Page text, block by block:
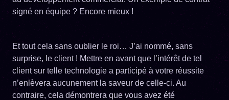
signé en équipe ? Encore mieux !
Et tout cela sans oublier le roi… J’ai nommé, sans
surprise, le client ! Mettre en avant que l’intérêt de tel
client sur telle technologie a participé à votre réussite
n’enlèvera aucunement la saveur de celle-ci. Au
contraire, cela démontrera que vous avez été